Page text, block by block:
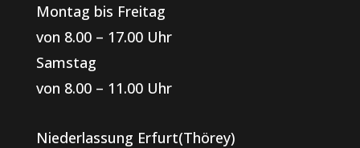
Montag bis Freitag
von 8.00 – 17.00 Uhr
Samstag
von 8.00 – 11.00 Uhr
Niederlassung Erfurt(Thörey)